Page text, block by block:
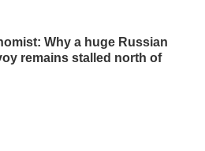
Why a huge Russian
remains stalled north of